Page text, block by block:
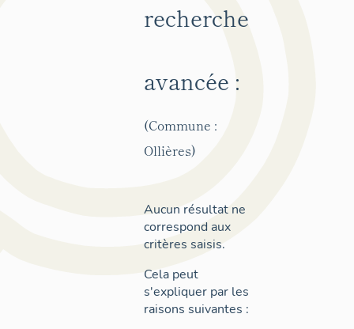
recherche
avancée :
(Commune :
Ollières)
Aucun résultat ne
correspond aux
critères saisis.
Cela peut
s'expliquer par les
raisons suivantes :